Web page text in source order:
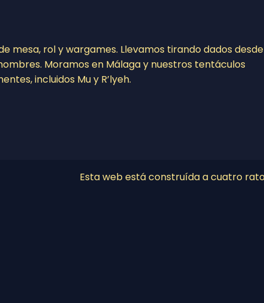
mesa, rol y wargames. Llevamos tirando dados desde
Moramos en Málaga y nuestros tentáculos
incluidos Mu y R’lyeh.
Esta web está construída a cuatro